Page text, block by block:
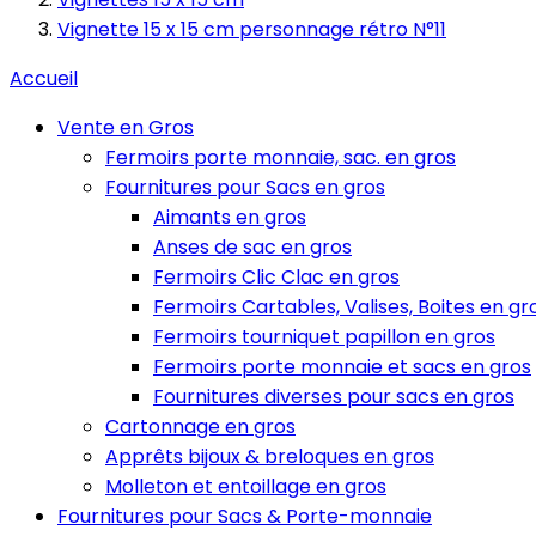
Vignette 15 x 15 cm personnage rétro N°11
Accueil
Vente en Gros
Fermoirs porte monnaie, sac. en gros
Fournitures pour Sacs en gros
Aimants en gros
Anses de sac en gros
Fermoirs Clic Clac en gros
Fermoirs Cartables, Valises, Boites en
Fermoirs tourniquet papillon en gros
Fermoirs porte monnaie et sacs en gros
Fournitures diverses pour sacs en gros
Cartonnage en gros
Apprêts bijoux & breloques en gros
Molleton et entoillage en gros
Fournitures pour Sacs & Porte-monnaie